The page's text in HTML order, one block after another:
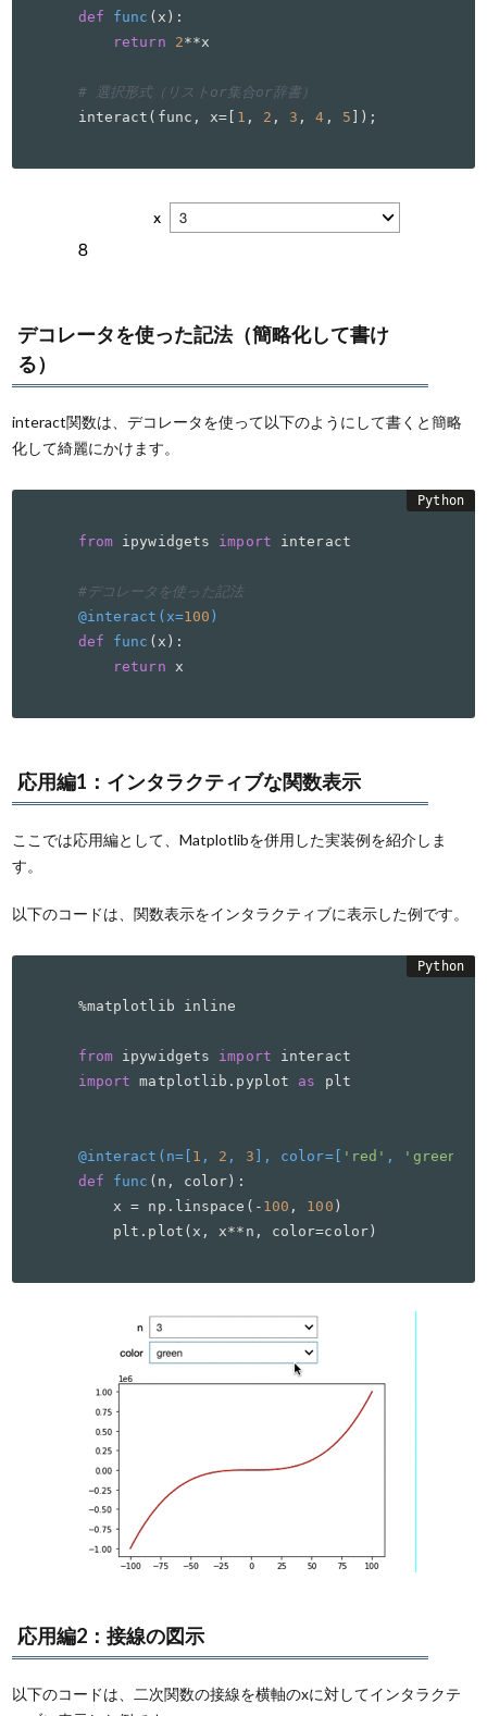
def func ( x ):
return
2**x
# 選択形式（リストor集合or辞書）
interact(func, x=[ 1 , 2 , 3 , 4 , 5 ]);
デコレータを使った記法（簡略化して書け
る）
interact関数は、デコレータを使って以下のようにして書くと簡略
化して綺麗にかけます。
from ipywidgets import interact
#デコレータを使った記法
@interact( x=100 )
def
func ( x ):
return x
応用編1：インタラクティブな関数表示
ここでは応用編として、Matplotlibを併用した実装例を紹介しま
す。
以下のコードは、関数表示をインタラクティブに表示した例です。
%matplotlib inline
from ipywidgets import
import matplotlib.pyplot as plt
@interact( n=[ 1 , 2 , 3 ], color=[ 'red' , 'green'
def
func ( n, color ):
    x = np.linspace(-
100 , 100 )
    plt.plot(x, x**n, color=color)
応用編2：接線の図示
以下のコードは、二次関数の接線を横軸のxに対してインタラクテ